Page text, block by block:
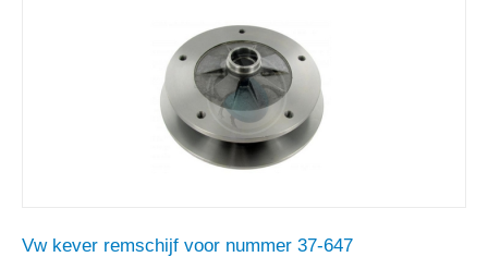
Vw kever remschijf voor nummer 37-647